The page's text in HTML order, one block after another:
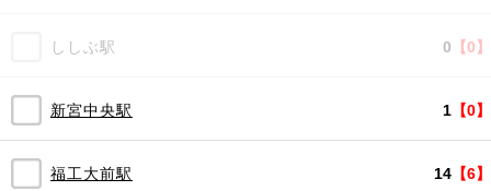
ししぶ駅 【0】
0
新宮中央駅 【0】
1
福工大前駅 【6】
14